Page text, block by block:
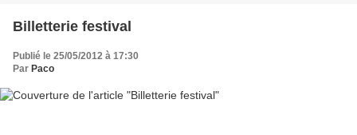
Billetterie festival
Publié le 25/05/2012 à 17:30
Par Paco